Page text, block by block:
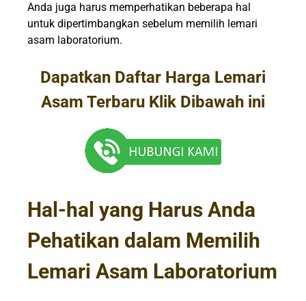
Anda juga harus memperhatikan beberapa hal
untuk dipertimbangkan sebelum memilih lemari
asam laboratorium.
Dapatkan Daftar Harga Lemari
Asam Terbaru Klik Dibawah ini
Hal-hal yang Harus Anda
Pehatikan dalam Memilih
Lemari Asam Laboratorium